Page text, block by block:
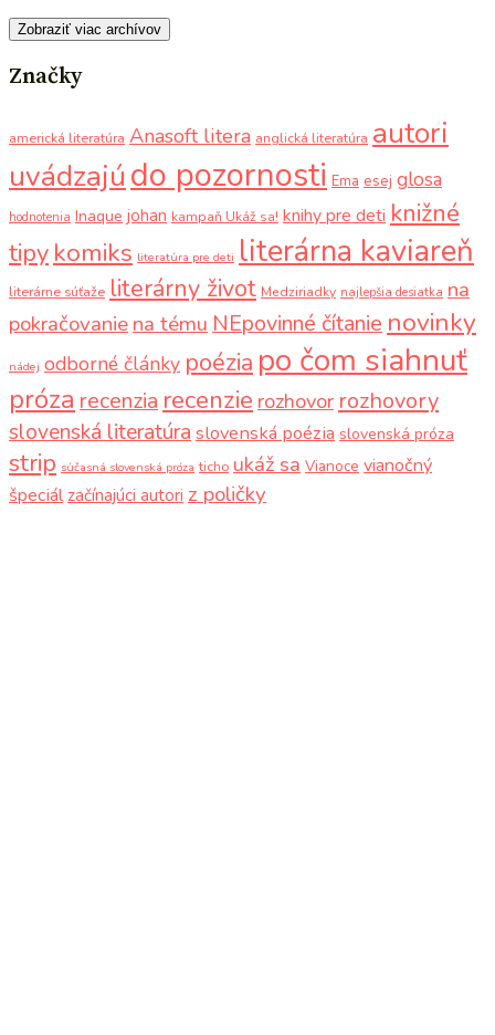
Zobraziť viac archívov
Značky
americká literatúra Anasoft litera anglická literatúra autori
uvádzajúdo pozornosti Ema esej glosa
hodnotenia Inaque johan kampaň Ukáž sa! knihy pre deti knižné
tipy komiks literatúra pre deti literárna kaviareň
literárne súťaže literárny život Medziriadky najlepšia desiatka na
pokračovaniena tému NEpovinné čítanie novinky
nádej odborné články poézia po čom siahnuť
próza recenzia recenzie rozhovor rozhovory
slovenská literatúra slovenská poézia slovenská próza
strip súčasná slovenská próza ticho ukáž sa Vianoce vianočný
špeciál začínajúci autori z poličky